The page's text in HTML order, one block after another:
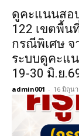
ดูคะแนนสอ
122 เขตพื้น
กรณีพิเศษ จ
ระบบดูคะแ
19-30 มิ.ย
admin001 - 16 มิถุน